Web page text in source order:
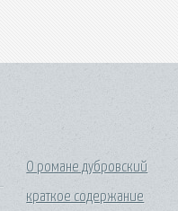
О романе дубровский
краткое содержание